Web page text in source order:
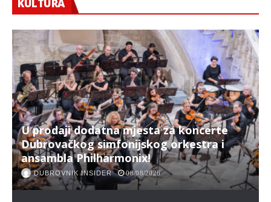
KULTURA
U prodaji dodatna mjesta za koncerte
Dubrovačkog simfonijskog orkestra i
ansambla Philharmonix!
DUBROVNIK INSIDER 08/08/2026